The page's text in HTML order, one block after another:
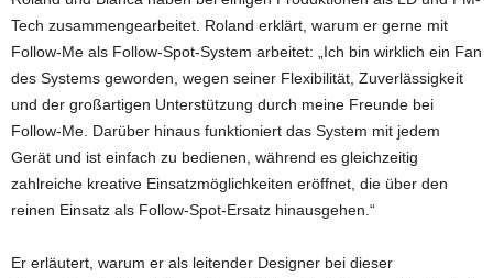
Tech zusammengearbeitet. Roland erklärt, warum er gerne mit
Follow-Me als Follow-Spot-System arbeitet: „Ich bin wirklich ein Fan
des Systems geworden, wegen seiner Flexibilität, Zuverlässigkeit
und der großartigen Unterstützung durch meine Freunde bei
Follow-Me. Darüber hinaus funktioniert das System mit jedem
Gerät und ist einfach zu bedienen, während es gleichzeitig
zahlreiche kreative Einsatzmöglichkeiten eröffnet, die über den
reinen Einsatz als Follow-Spot-Ersatz hinausgehen.“
Er erläutert, warum er als leitender Designer bei dieser